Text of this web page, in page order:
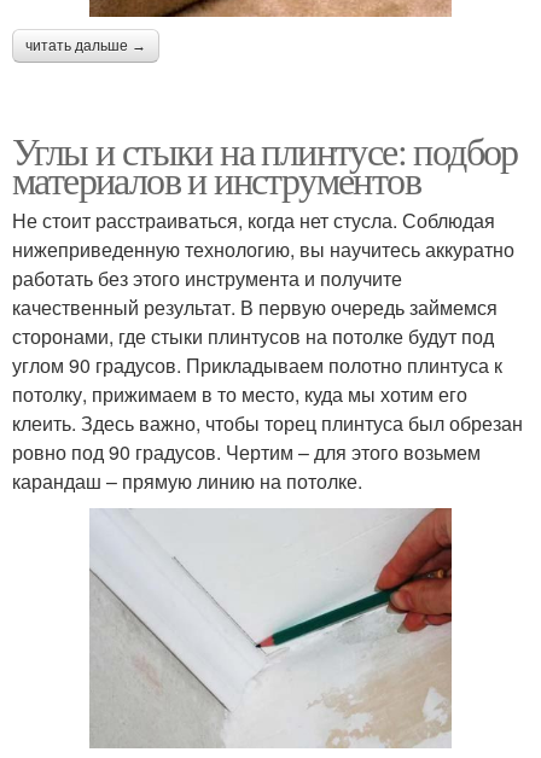
читать дальше →
Углы и стыки на плинтусе: подбор
материалов и инструментов
Не стоит расстраиваться, когда нет стусла. Соблюдая
нижеприведенную технологию, вы научитесь аккуратно
работать без этого инструмента и получите
качественный результат. В первую очередь займемся
сторонами, где стыки плинтусов на потолке будут под
углом 90 градусов. Прикладываем полотно плинтуса к
потолку, прижимаем в то место, куда мы хотим его
клеить. Здесь важно, чтобы торец плинтуса был обрезан
ровно под 90 градусов. Чертим – для этого возьмем
карандаш – прямую линию на потолке.